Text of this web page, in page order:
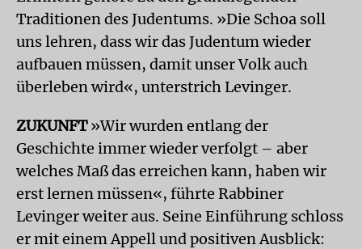
Traditionen des Judentums. »Die Schoa soll
uns lehren, dass wir das Judentum wieder
aufbauen müssen, damit unser Volk auch
überleben wird«, unterstrich Levinger.
ZUKUNFT»Wir wurden entlang der
Geschichte immer wieder verfolgt – aber
welches Maß das erreichen kann, haben wir
erst lernen müssen«, führte Rabbiner
Levinger weiter aus. Seine Einführung schloss
er mit einem Appell und positiven Ausblick: